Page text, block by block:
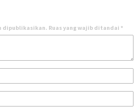
dipublikasikan. Ruas yang wajib ditandai *